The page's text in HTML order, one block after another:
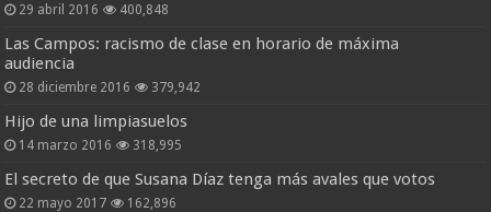
29 abril 2016 400,848
Las Campos: racismo de clase en horario de máxima
audiencia
28 diciembre 2016 379,942
Hijo de una limpiasuelos
14 marzo 2016 318,995
El secreto de que Susana Díaz tenga más avales que votos
22 mayo 2017 162,896